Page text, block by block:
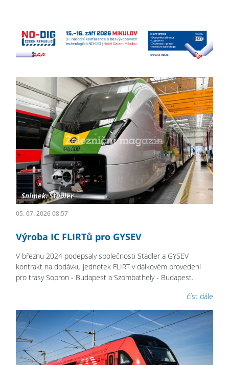
05. 07. 2026 08:57
Výroba IC FLIRTů pro GYSEV
V březnu 2024 podepsaly společnosti Stadler a GYSEV
kontrakt na dodávku jednotek FLIRT v dálkovém provedení
pro trasy Sopron - Budapest a Szombathely - Budapest.
číst dále